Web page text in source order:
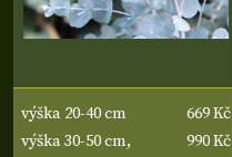
výška 20-40 cm
669 Kč
výška 30-50 cm,
990 Kč